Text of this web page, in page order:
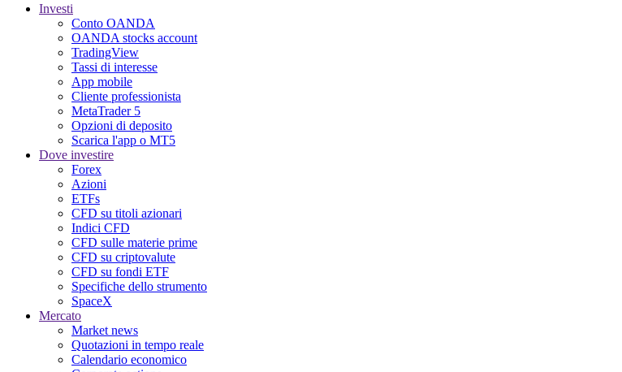
Investi
Conto OANDA
OANDA stocks account
TradingView
Tassi di interesse
App mobile
Cliente professionista
MetaTrader 5
Opzioni di deposito
Scarica l'app o MT5
Dove investire
Forex
Azioni
ETFs
CFD su titoli azionari
Indici CFD
CFD sulle materie prime
CFD su criptovalute
CFD su fondi ETF
Specifiche dello strumento
SpaceX
Mercato
Market news
Quotazioni in tempo reale
Calendario economico